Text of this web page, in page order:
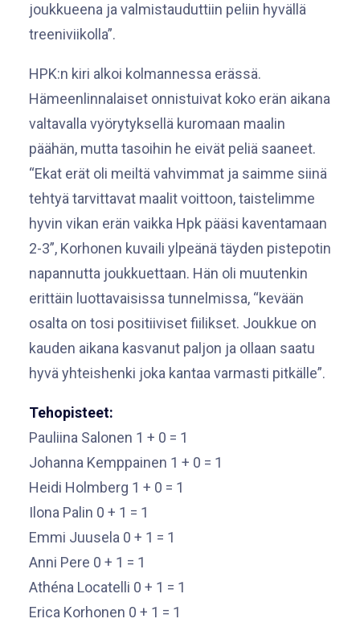
joukkueena ja valmistauduttiin peliin hyvällä
treeniviikolla”.
HPK:n kiri alkoi kolmannessa erässä.
Hämeenlinnalaiset onnistuivat koko erän aikana
valtavalla vyörytyksellä kuromaan maalin
päähän, mutta tasoihin he eivät peliä saaneet.
“Ekat erät oli meiltä vahvimmat ja saimme siinä
tehtyä tarvittavat maalit voittoon, taistelimme
hyvin vikan erän vaikka Hpk pääsi kaventamaan
2-3”, Korhonen kuvaili ylpeänä täyden pistepotin
napannutta joukkuettaan. Hän oli muutenkin
erittäin luottavaisissa tunnelmissa, “kevään
osalta on tosi positiiviset fiilikset. Joukkue on
kauden aikana kasvanut paljon ja ollaan saatu
hyvä yhteishenki joka kantaa varmasti pitkälle”.
Tehopisteet:
Pauliina Salonen 1 + 0 = 1
Johanna Kemppainen 1 + 0 = 1
Heidi Holmberg 1 + 0 = 1
Ilona Palin 0 + 1 = 1
Emmi Juusela 0 + 1 = 1
Anni Pere 0 + 1 = 1
Athéna Locatelli 0 + 1 = 1
Erica Korhonen 0 + 1 = 1